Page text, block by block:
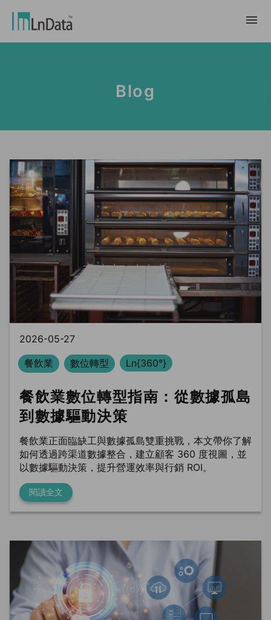
Nhân tài & Văn hóa
Đối tácCarbon
tiếp thị dữ liệu
Thị trường dữ liệu
Ln{360°}
Insighta{360°}
BLS
trung tâm dữ liệu
Phòng sạch dữ liệu
Blog
Trường Hợp Khách Hàng
Báo Cáo & Sách Trắng
Sự Kiện & Hội Thảo Trực Tuyến
繁體中文
English
Tiếng Việt
Blog
2026-05-27
餐飲業
數位轉型 Ln{360°}
餐飲業數位轉型指南：從數據孤島
到數據驅動決策
餐飲業正面臨缺工與數據孤島雙重挑戰，本文帶你了解
如何透過跨渠道數據整合，建立顧客 360 度視圖，並
以數據驅動決策，提升營運效率與行銷 ROI。
閱讀全文